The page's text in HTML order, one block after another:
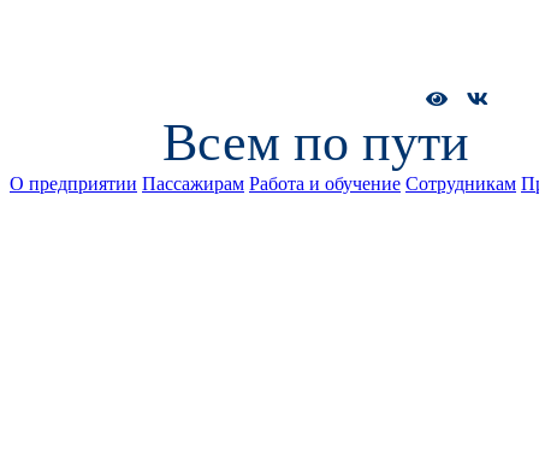
Всем по пути
О предприятии Пассажирам Работа и обучение Сотрудникам